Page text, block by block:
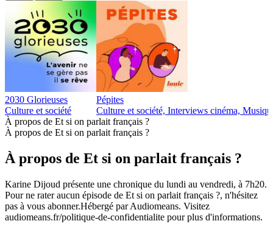
2030 Glorieuses
Culture et société
Pépites
Culture et société, Interviews cinéma,
À propos de Et si on parlait français ?
À propos de Et si on parlait français ?
À propos de Et si on parlait français ?
Karine Dijoud présente une chronique du lundi au vendredi, à 7h20.
Pour ne rater aucun épisode de Et si on parlait français ?, n'hésitez
pas à vous abonner.Hébergé par Audiomeans. Visitez
audiomeans.fr/politique-de-confidentialite pour plus d'informations.